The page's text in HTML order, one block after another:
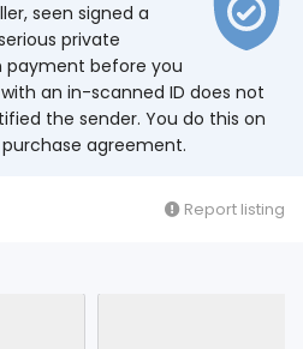
seen signed a
private
payment before you
an in-scanned ID does not
the sender. You do this on
agreement.
Report listing